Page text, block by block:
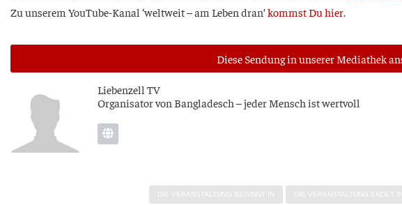
Zu unse­rem You­Tube-Kanal ‘welt­weit – am Leben dran’kommst Du hier.
Die­se Sen­dung in unse­rer Media­thek
Lie­ben­zell TV
Orga­ni­sa­tor von Ban­gla­desch – jeder Mensch ist wertvoll
DIE VER­AN­STAL­TUNG BEGINNT IN DIE VER­AN­STAL­TUNG ENDET IN